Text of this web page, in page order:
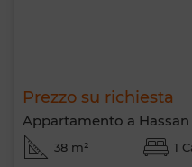
Prezzo su richiesta
Appartamento a
38 m² 1